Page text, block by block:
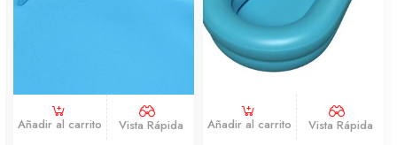
Añadir al carrito Vista Rápida Añadir al carrito Vista Rápida